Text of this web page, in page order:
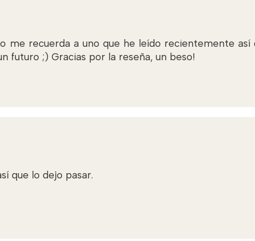
me recuerda a uno que he leído recientemente
futuro ;) Gracias por la reseña, un beso!
que lo dejo pasar.